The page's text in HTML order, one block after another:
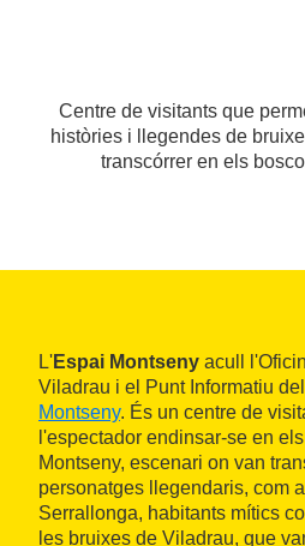
Centre de visitants que
històries i llegendes de
transcórrer en els
L'Espai Montseny acull
Viladrau i el Punt Informatiu del
Montseny. És un centre de
l'espectador endinsar-se en
Montseny, escenari on van
personatges llegendaris, com
Serrallonga, habitants mítics
les bruixes de Viladrau, que